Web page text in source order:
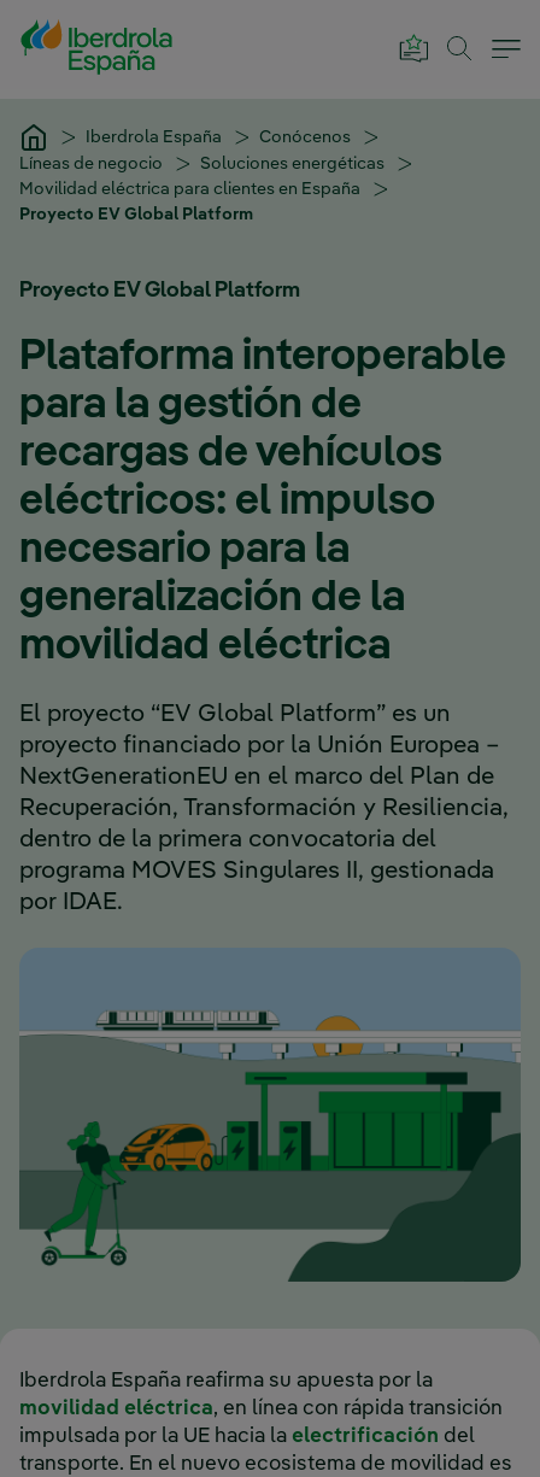
Saltar al contenido principal
Iberdrola España
Conócenos
Líneas de negocio
Soluciones energéticas
Movilidad eléctrica para clientes en España
Proyecto EV Global Platform
Proyecto EV Global Platform
Plataforma interoperable
para la gestión de
recargas de vehículos
eléctricos: el impulso
necesario para la
generalización de la
movilidad eléctrica
El proyecto “EV Global Platform” es un
proyecto financiado por la Unión Europea –
NextGenerationEU en el marco del Plan de
Recuperación, Transformación y Resiliencia,
dentro de la primera convocatoria del
programa MOVES Singulares II, gestionada
por IDAE.
Iberdrola España reafirma su apuesta por la
movilidad eléctrica, en línea con rápida transición
impulsada por la UE hacia la electrificación del
transporte. En el nuevo ecosistema de movilidad es